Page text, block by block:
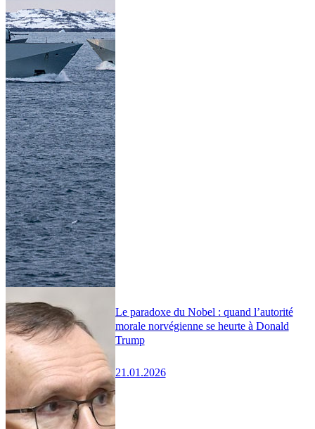
Le paradoxe du Nobel : quand l’autorité
morale norvégienne se heurte à Donald
Trump
21.01.2026